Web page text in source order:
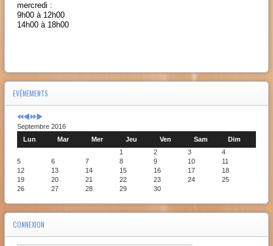
mercredi :
9h00 à 12h00
14h00 à 18h00
EVÉNEMENTS
Septembre 2016
Lun
Mar Mer Jeu Ven Sam
Dim
1
2 3
4
5
6 7 8 9 10
11
12
13 14 15 16 17
18
19
20 21 22 23 24
25
26
27 28 29 30
CONNEXION